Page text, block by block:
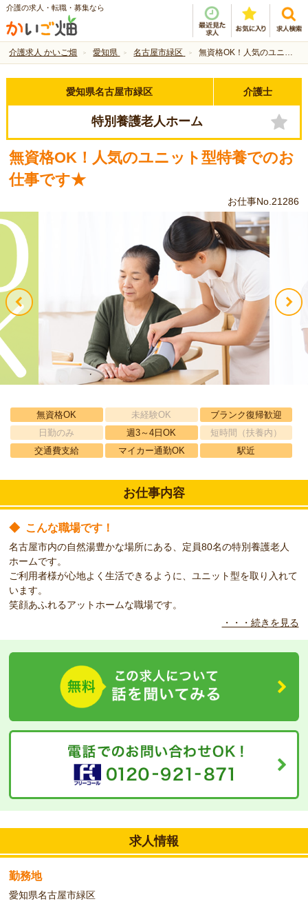
介護の求人・転職・募集なら
介護求人 かいご畑 愛知県 名古屋市緑区 無資格OK！人気のユニット型特養でのお仕事です★
愛知県名古屋市緑区 介護士
特別養護老人ホーム
無資格OK！人気のユニット型特養でのお
仕事です★
お仕事No.21286
無資格OK 未経験OK
ブランク復帰歓迎
日勤のみ
週3～4日OK
短時間（扶養内）
交通費支給
マイカー通勤OK 駅近
お仕事内容
◆ こんな職場です！
名古屋市内の自然湯豊かな場所にある、定員80名の特別養護老人
ホームです。
ご利用者様が心地よく生活できるように、ユニット型を取り入れて
います。
笑顔あふれるアットホームな職場です。
車通勤も可能です。お気軽にご相談ください。
・・・続きを見る
求人情報
勤務地
愛知県名古屋市緑区